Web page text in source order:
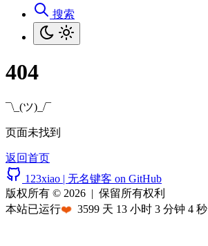
搜索
404
¯\_(ツ)_/¯
页面未找到
返回首页
123xiao | 无名键客 on GitHub
版权所有 © 2026 | 保留所有权利
本站已运行❤️ 3599 天 13 小时 3 分钟 4 秒